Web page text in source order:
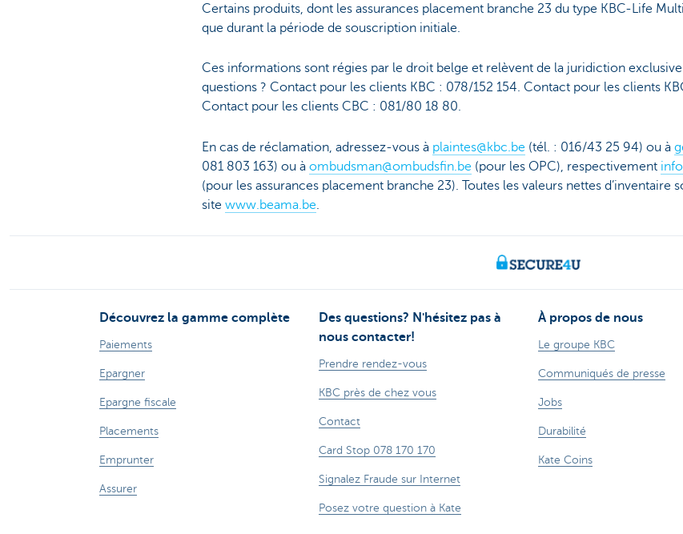
Certains produits, dont les assurances placement branche 23 du type KBC-Life
que durant la période de souscription initiale.
Ces informations sont régies par le droit belge et relèvent de la juridiction
questions ? Contact pour les clients KBC : 078/152 154. Contact pour les clients
Contact pour les clients CBC : 081/80 18 80.
En cas de réclamation, adressez-vous à plaintes@kbc.be (tél. : 016/43 25 94) ou à
081 803 163) ou à ombudsman@ombudsfin.be (pour les OPC), respectivement
(pour les assurances placement branche 23). Toutes les valeurs nettes d’inventaire
site www.beama.be.
Découvrez la gamme complète
Paiements
Epargner
Epargne fiscale
Placements
Emprunter
Assurer
Des questions? N'hésitez pas à
nous contacter!
Prendre rendez-vous
KBC près de chez vous
Contact
Card Stop 078 170 170
Signalez Fraude sur Internet
Posez votre question à Kate
À propos de nous
Le groupe KBC
Communiqués de presse
Jobs
Durabilité
Kate Coins